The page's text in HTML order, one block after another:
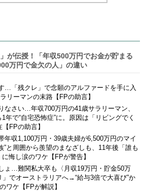
」が伝授！「年収500万円でお金が貯まる
万円で金欠の人」の違い
…「残クレ」で念願のアルファードを手に入
リーマンの末路【FPの助言】
なさい…年収700万円の41歳サラリーマン、
年で“自宅恐怖症”に。原因は「リビングでく
FPの助言】
年収1,100万円・39歳夫婦が6,500万円のマイ
と周囲から羨望のまなざしも、11年後「誰も
悔し涙のワケ【FPが警告】
ょ…難関私大卒も〈月収19万円・貯金50万
でオーストラリアへ→“給与3倍で大喜び”か
ワケ【FPが解説】